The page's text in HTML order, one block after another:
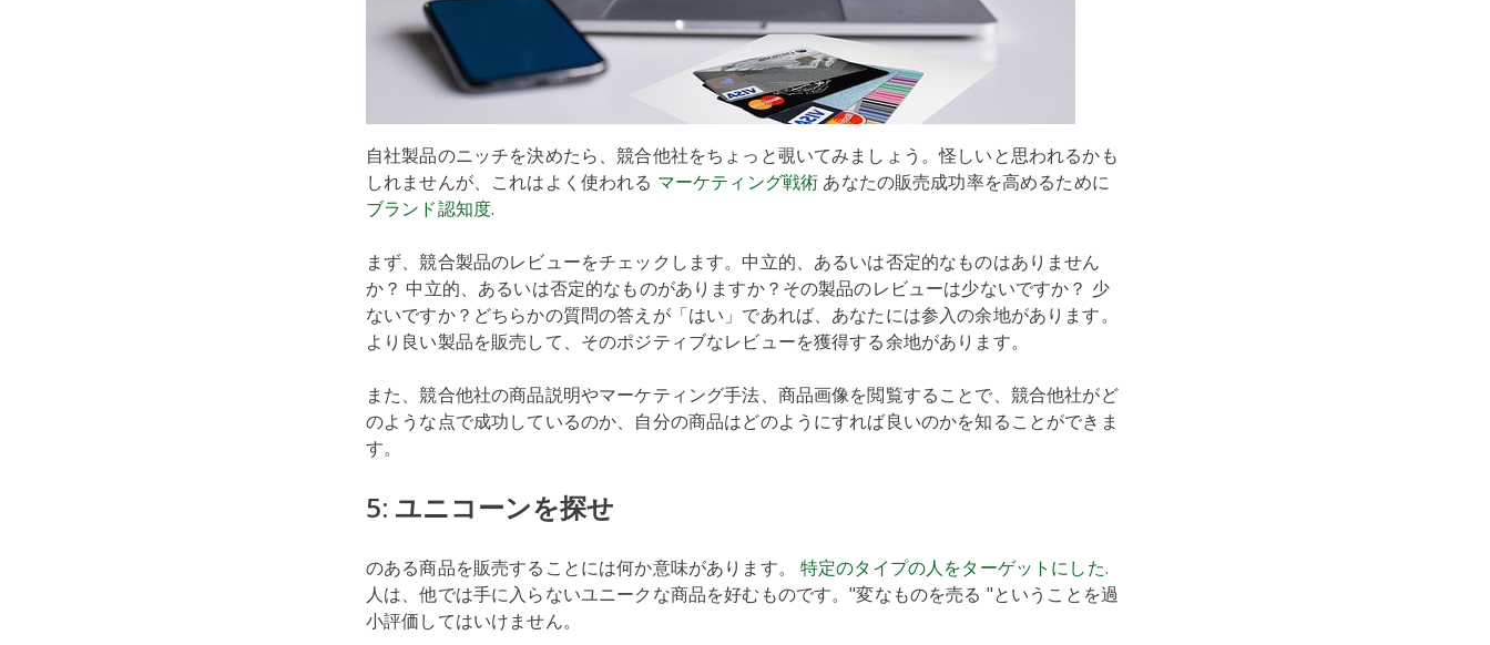
自社製品のニッチを決めたら、競合他社をちょっと覗いてみましょう。怪しいと思われるかも
しれませんが、これはよく使われる マーケティング戦術 あなたの販売成功率を高めるために
ブランド認知度.
まず、競合製品のレビューをチェックします。中立的、あるいは否定的なものはありません
か？ 中立的、あるいは否定的なものがありますか？その製品のレビューは少ないですか？ 少
ないですか？どちらかの質問の答えが「はい」であれば、あなたには参入の余地があります。
より良い製品を販売して、そのポジティブなレビューを獲得する余地があります。
また、競合他社の商品説明やマーケティング手法、商品画像を閲覧することで、競合他社がど
のような点で成功しているのか、自分の商品はどのようにすれば良いのかを知ることができま
す。
5: ユニコーンを探せ
のある商品を販売することには何か意味があります。特定のタイプの人をターゲットにした.
人は、他では手に入らないユニークな商品を好むものです。"変なものを売る "ということを過
小評価してはいけません。